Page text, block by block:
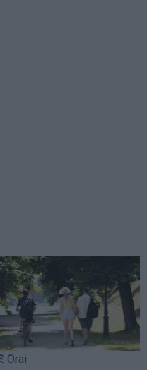
Orai